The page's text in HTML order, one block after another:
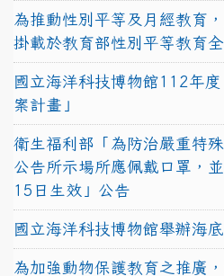
為推動性別平等及月經教育
掛載於教育部性別平等教育
國立海洋科技博物館112年
案計畫」
衛生福利部「為防治嚴重特
公告所示場所應佩戴口罩，
15日生效」公告
國立海洋科技博物館舉辦海
為加強動物保護教育之推廣